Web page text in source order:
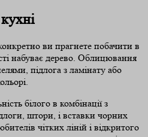
ви прагнете побачити в
набуває дерево. Облицювання
підлога з ламінату або
білого в комбінації з
штори, і вставки чорних
чітких ліній і відкритого